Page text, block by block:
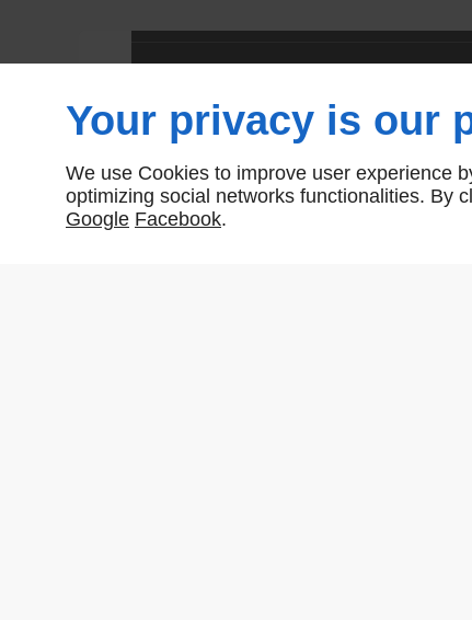
Your privacy is our
We use Cookies to improve user experience
optimizing social networks functionalities. By
Google Facebook.